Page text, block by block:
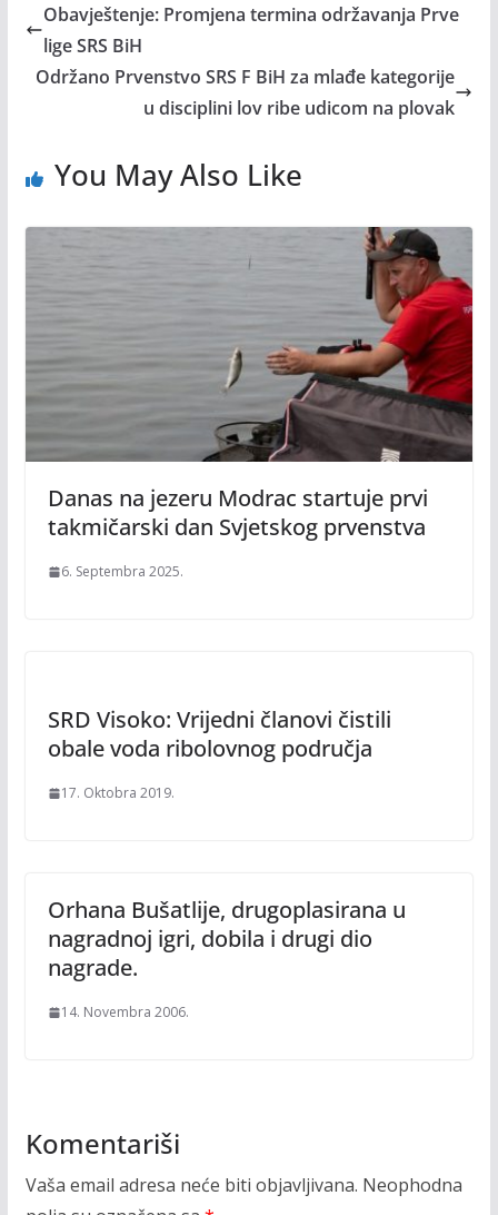
Obavještenje: Promjena termina održavanja Prve
lige SRS BiH
Održano Prvenstvo SRS F BiH za mlađe kategorije
u disciplini lov ribe udicom na plovak
You May Also Like
Danas na jezeru Modrac startuje prvi
takmičarski dan Svjetskog prvenstva
6. Septembra 2025.
SRD Visoko: Vrijedni članovi čistili
obale voda ribolovnog područja
17. Oktobra 2019.
Orhana Bušatlije, drugoplasirana u
nagradnoj igri, dobila i drugi dio
nagrade.
14. Novembra 2006.
Komentariši
Vaša email adresa neće biti objavljivana. Neophodna